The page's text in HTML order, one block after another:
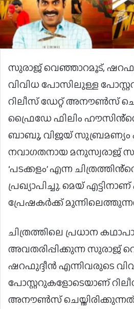
സുരാജ് വെഞ്ഞാറമൂട്,
വിവിധ പോസിലുള്ള
റിലീസ് ഡേറ്റ് അനൗൺസ്
ഫ്രൈഡേ ഫിലിം
ബാബു, വിജയ് സുബ്രമണ്യം
നവാഗതനായ മനുസ്വരാജ്
‘പടക്കളം’ എന്ന
പ്രഖ്യാപിച്ചു. മെയ് എട്ടിനാണ്
പ്രേഷകർക്ക്
ചിത്രത്തിലെ പ്രധാന
അവതരിപ്പിക്കുന്ന സുരാജ്
ഷറഫുദ്ദീൻ എന്നിവരുടെ
പോസ്റ്ററുകളോടെയാണ്
അനൗൺസ്